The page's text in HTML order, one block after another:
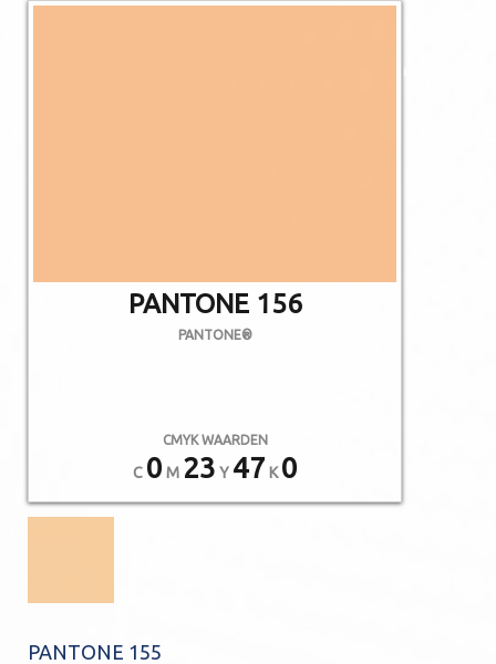
PANTONE 156
PANTONE®
CMYK WAARDEN
C 0 M 23 Y 47 K0
PANTONE 155